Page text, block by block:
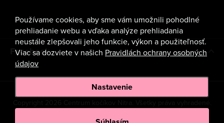
Používame cookies, aby sme vám umožnili pohodlné
prehliadanie webu a vďaka analýze prehliadania
neustále zlepšovali jeho funkcie, výkon a použiteľnosť.
Viac sa dozviete v našich Pravidlách ochrany osobných
údajov
Nastavenie
Facebook